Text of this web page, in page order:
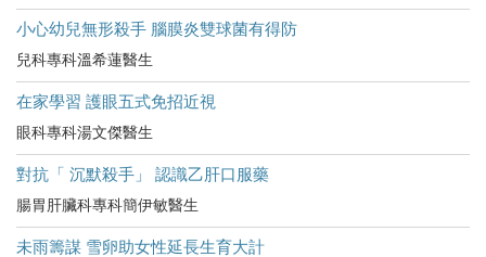
小心幼兒無形殺手 腦膜炎雙球菌有得防
兒科專科溫希蓮醫生
在家學習 護眼五式免招近視
眼科專科湯文傑醫生
對抗「 沉默殺手」 認識乙肝口服藥
腸胃肝臟科專科簡伊敏醫生
未雨籌謀 雪卵助女性延長生育大計